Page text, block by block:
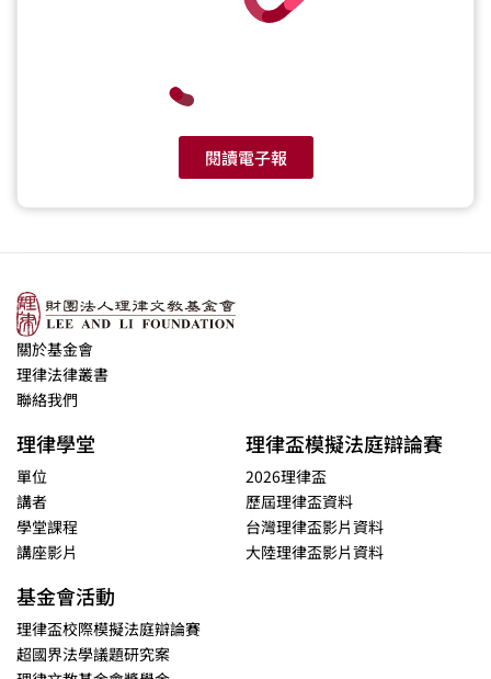
閱讀電子報
關於基金會
理律法律叢書
聯絡我們
理律學堂
單位
講者
學堂課程
講座影片
理律盃模擬法庭辯論賽
2026理律盃
歷屆理律盃資料
台灣理律盃影片資料
大陸理律盃影片資料
基金會活動
理律盃校際模擬法庭辯論賽
超國界法學議題研究案